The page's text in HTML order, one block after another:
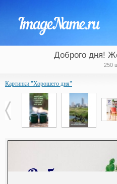
Доброго дня!
250
Картинки "Хорошего дня"